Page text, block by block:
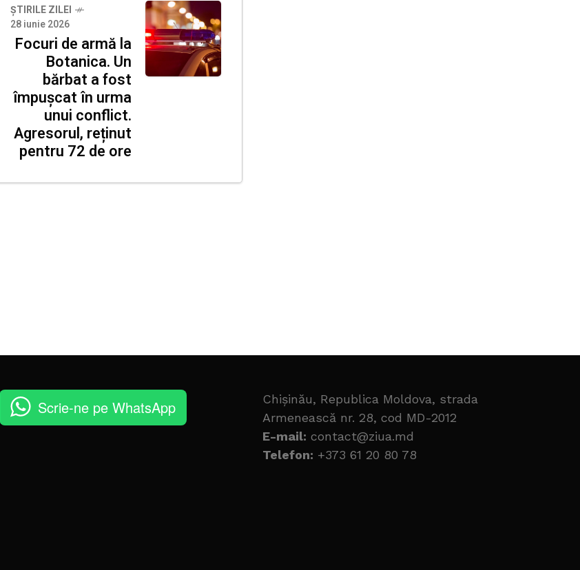
ȘTIRILE ZILEI
28 iunie 2026
Focuri de armă la
Botanica. Un
bărbat a fost
împușcat în urma
unui conflict.
Agresorul, reținut
pentru 72 de ore
Scrie-ne pe WhatsApp
Chișinău, Republica Moldova, strada
Armenească nr. 28, cod MD-2012
E-mail: contact@ziua.md
Telefon: +373 61 20 80 78